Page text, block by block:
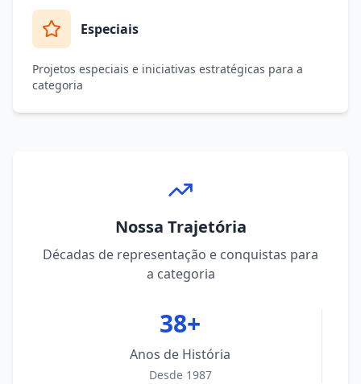
Especiais
Projetos especiais e iniciativas estratégicas para a
categoria
Nossa Trajetória
Décadas de representação e conquistas para
a categoria
38+
Anos de História
Desde 1987